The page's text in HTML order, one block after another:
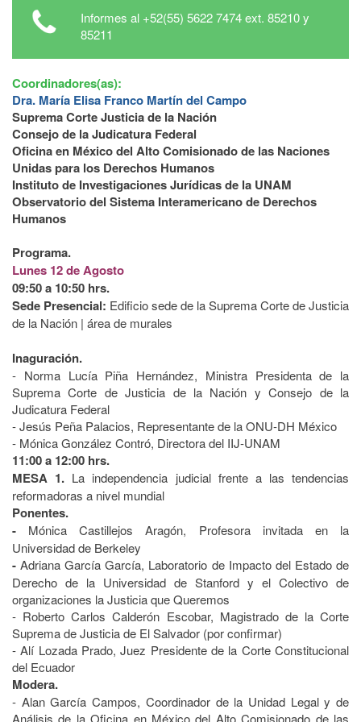
Informes al +52(55) 5622 7474 ext. 85210 y
85211
Coordinadores(as):
Dra. María Elisa Franco Martín del Campo
Suprema Corte Justicia de la Nación
Consejo de la Judicatura Federal
Oficina en México del Alto Comisionado de las Naciones
Unidas para los Derechos Humanos
Instituto de Investigaciones Jurídicas de la UNAM
Observatorio del Sistema Interamericano de Derechos
Humanos
Programa.
Lunes 12 de Agosto
09:50 a 10:50 hrs.
Sede Presencial: Edificio sede de la Suprema Corte de Justicia
de la Nación | área de murales
Inaguración.
- Norma Lucía Piña Hernández, Ministra Presidenta de la
Suprema Corte de Justicia de la Nación y Consejo de la
Judicatura Federal
- Jesús Peña Palacios, Representante de la ONU-DH México
- Mónica González Contró, Directora del IIJ-UNAM
11:00 a 12:00 hrs.
MESA 1. La independencia judicial frente a las tendencias
reformadoras a nivel mundial
Ponentes.
- Mónica Castillejos Aragón, Profesora invitada en la
Universidad de Berkeley
-Adriana García García, Laboratorio de Impacto del Estado de
Derecho de la Universidad de Stanford y el Colectivo de
organizaciones la Justicia que Queremos
- Roberto Carlos Calderón Escobar, Magistrado de la Corte
Suprema de Justicia de El Salvador (por confirmar)
- Alí Lozada Prado, Juez Presidente de la Corte Constitucional
del Ecuador
Modera.
- Alan García Campos, Coordinador de la Unidad Legal y de
Análisis de la O­ficina en México del Alto Comisionado de las